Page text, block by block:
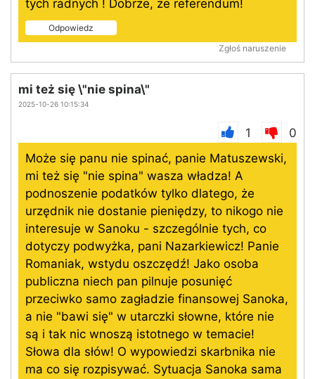
tych radnych ! Dobrze, że referendum!
Odpowiedz
Zgłoś naruszenie
mi też się \"nie spina\"
2025-10-26 10:15:34
1
0
Może się panu nie spinać, panie Matuszewski,
mi też się "nie spina" wasza władza! A
podnoszenie podatków tylko dlatego, że
urzędnik nie dostanie pieniędzy, to nikogo nie
interesuje w Sanoku - szczególnie tych, co
dotyczy podwyżka, pani Nazarkiewicz! Panie
Romaniak, wstydu oszczędź! Jako osoba
publiczna niech pan pilnuje posunięć
przeciwko samo zagładzie finansowej Sanoka,
a nie "bawi się" w utarczki słowne, które nie
są i tak nic wnoszą istotnego w temacie!
Słowa dla słów! O wypowiedzi skarbnika nie
ma co się rozpisywać. Sytuacja Sanoka sama